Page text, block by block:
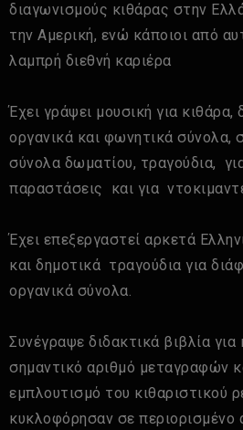
διαγωνισμούς κιθάρας στην
την Αμερική, ενώ κάποιοι από
λαμπρή διεθνή καριέρα
Έχει γράψει μουσική για
οργανικά και φωνητικά σύνολα,
σύνολα δωματίου, τραγούδια,
παραστάσεις και για
Έχει επεξεργαστεί αρκετά
και δημοτικά τραγούδια για
οργανικά σύνολα.
Συνέγραψε διδακτικά βιβλία για
σημαντικό αριθμό μεταγραφών
εμπλουτισμό του κιθαριστικού
κυκλοφόρησαν σε περιορισμένο